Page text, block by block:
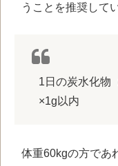
うことを推奨して
1日の炭水化物
×1g以内
体重60kgの方であ